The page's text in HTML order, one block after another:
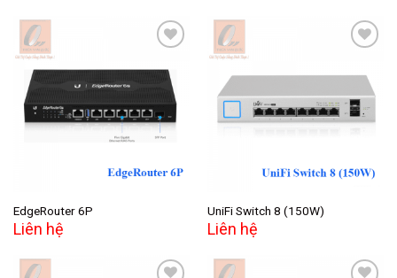
Add to
wishlist
EdgeRouter 6P
Liên hệ
Add to
wishlist
UniFi Switch 8 (150W)
Liên hệ